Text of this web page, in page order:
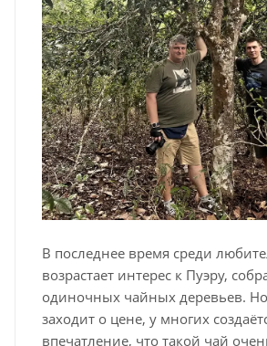
В последнее время среди
возрастает интерес к Пуэру,
одиночных чайных деревьев. Но
заходит о цене, у многих
впечатление, что такой чай